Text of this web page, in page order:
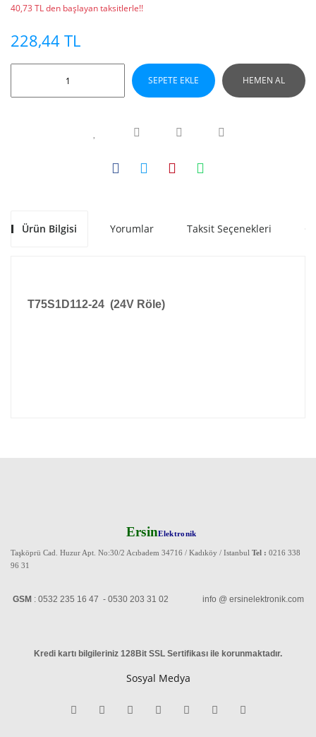
40,73 TL den başlayan taksitlerle!!
228,44 TL
SEPETE EKLE HEMEN AL
Ürün Bilgisi Yorumlar Taksit Seçenekleri
T75S1D112-24 (24V Röle)
ErsinElektronik
Taşköprü Cad. Huzur Apt. No:30/2 Acıbadem 34716 / Kadıköy / Istanbul Tel : 0216 338
96 31
GSM : 0532 235 16 47 - 0530 203 31 02 info @ ersinelektronik.com
Kredi kartı bilgileriniz 128Bit SSL Sertifikası ile korunmaktadır.
Sosyal Medya